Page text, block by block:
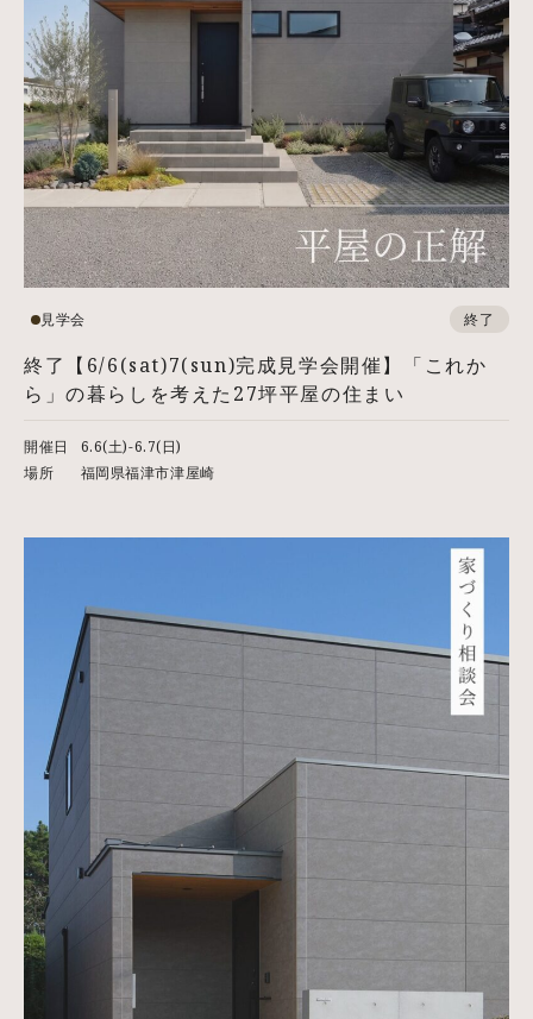
終了【6/6(sat)7(sun)完成見学会開催】「これか
ら」の暮らしを考えた27坪平屋の住まい
見学会 終了
開催日
6.6(土)-6.7(日)
場所
福岡県福津市津屋崎